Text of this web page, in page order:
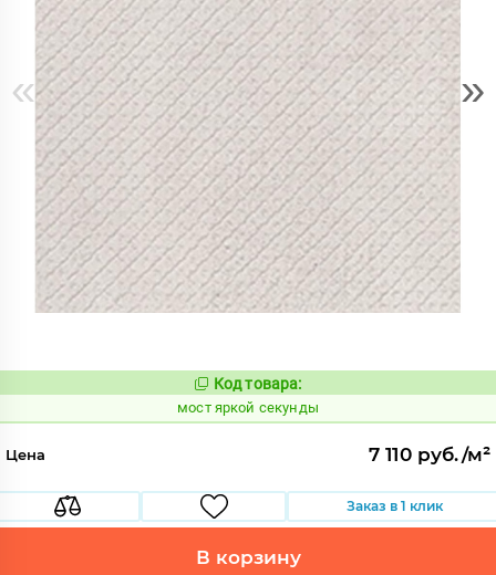
« »
Код:
1022712
Код товара:
мост яркой секунды
Цена 7 110 руб./м²
Заказ в 1 клик
В корзину